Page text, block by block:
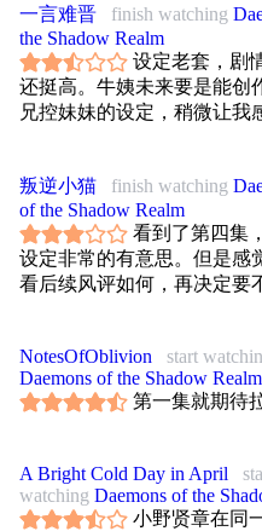
一言难晋 finish watching
the Shadow Realm
设定老套，剧
还挺高。牛姨未来要是能创
兄控妹妹的设定，稍微让我
叛逆小猫 finish watching
of the Shadow Realm
看到了第四集
设定非常的有意思。但是感
看后续风评如何，再决定要
NotesOfOblivion
start
Daemons of the Shadow Realm
第一集就期待
A Bright Cold Day in April
watching Daemons of the
小野贤章在同